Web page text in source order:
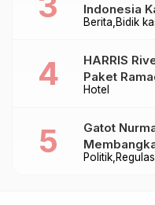
Berita Bidik
Indonesia
Baru
Hotel
HARRIS
Paket
Takjil
Politik
Gatot
Tegaskan